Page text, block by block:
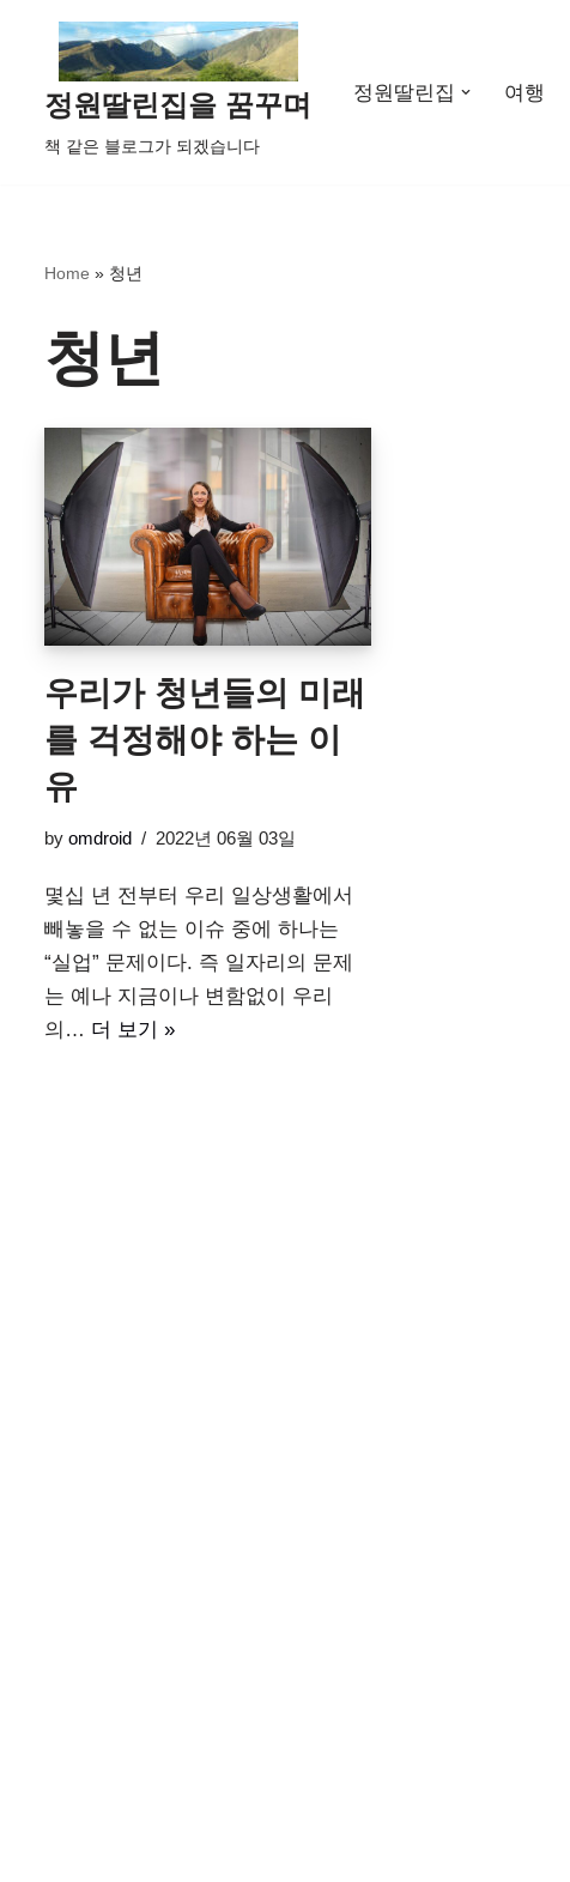
정원딸린집을 꿈꾸며
책 같은 블로그가 되겠습니다
정원딸린집 여행
Home » 청년
청년
우리가 청년들의 미래
를 걱정해야 하는 이
유
by omdroid 2022년 06월 03일
몇십 년 전부터 우리 일상생활에서
빼놓을 수 없는 이슈 중에 하나는
“실업” 문제이다. 즉 일자리의 문제
는 예나 지금이나 변함없이 우리
의… 더 보기 »